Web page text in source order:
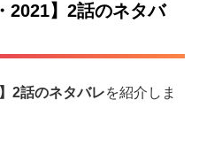
2021】2話のネタバ
2話のネタバレを紹介しま